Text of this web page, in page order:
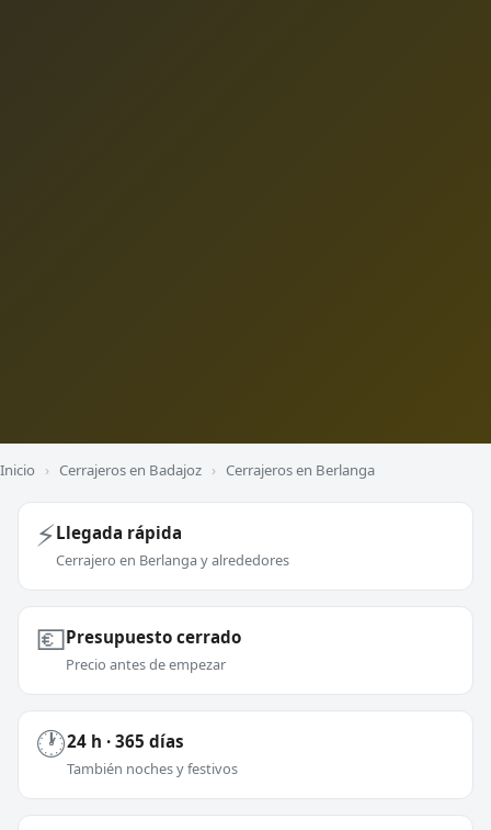
Inicio › Cerrajeros en Badajoz › Cerrajeros en Berlanga
⚡Llegada rápida
Cerrajero en Berlanga y alrededores
💶Presupuesto cerrado
Precio antes de empezar
🕐24 h · 365 días
También noches y festivos